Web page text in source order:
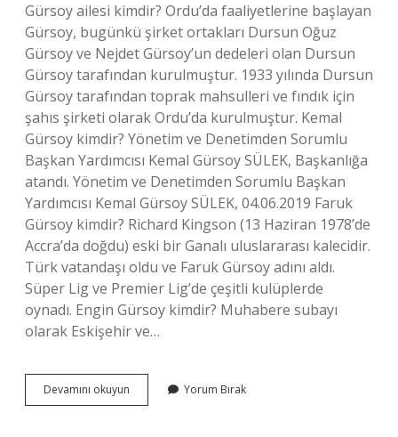
Gürsoy ailesi kimdir? Ordu’da faaliyetlerine başlayan
Gürsoy, bugünkü şirket ortakları Dursun Oğuz
Gürsoy ve Nejdet Gürsoy’un dedeleri olan Dursun
Gürsoy tarafından kurulmuştur. 1933 yılında Dursun
Gürsoy tarafından toprak mahsulleri ve fındık için
şahıs şirketi olarak Ordu’da kurulmuştur. Kemal
Gürsoy kimdir? Yönetim ve Denetimden Sorumlu
Başkan Yardımcısı Kemal Gürsoy SÜLEK, Başkanlığa
atandı. Yönetim ve Denetimden Sorumlu Başkan
Yardımcısı Kemal Gürsoy SÜLEK, 04.06.2019 Faruk
Gürsoy kimdir? Richard Kingson (13 Haziran 1978’de
Accra’da doğdu) eski bir Ganalı uluslararası kalecidir.
Türk vatandaşı oldu ve Faruk Gürsoy adını aldı.
Süper Lig ve Premier Lig’de çeşitli kulüplerde
oynadı. Engin Gürsoy kimdir? Muhabere subayı
olarak Eskişehir ve…
Devamını okuyun
Gürsoy
Yorum Bırak